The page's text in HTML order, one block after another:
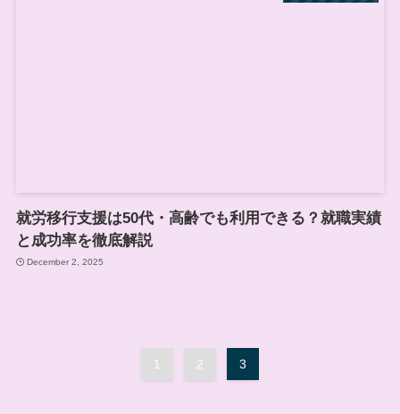
就労移行支援は50代・高齢でも利用できる？就職実績
と成功率を徹底解説
December 2, 2025
1 2 3